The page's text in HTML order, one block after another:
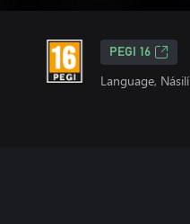
PEGI 16
Language, Násilí